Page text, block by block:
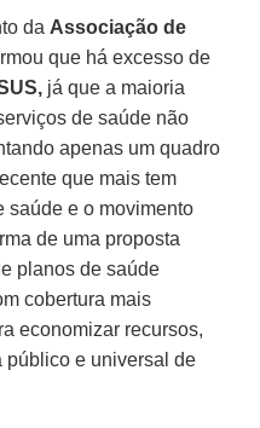
da Associação de
que há excesso de
já que a maioria
de saúde não
apenas um quadro
que mais tem
saúde e o movimento
de uma proposta
planos de saúde
cobertura mais
economizar recursos,
público e universal de